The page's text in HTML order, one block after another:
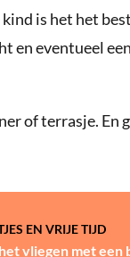
is het het
en eventueel
of terrasje. En
EN VRIJE TIJD
vliegen met een